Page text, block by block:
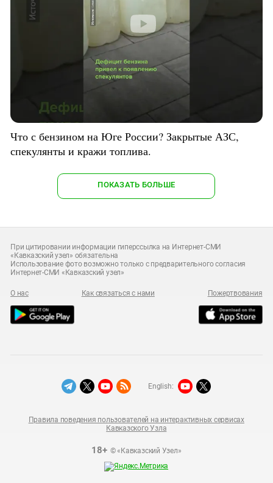
Что с бензином на Юге России? Закрытые АЗС,
спекулянты и кражи топлива.
ПОКАЗАТЬ БОЛЬШЕ
При цитировании информации гиперссылка на Интернет-СМИ
«Кавказский узел» обязательна
Использование фото возможно только с предварительного согласия
Интернет-СМИ «Кавказский узел»
О нас Как связаться с нами Пожертвования
18+© «Кавказский Узел»
Правила поведения пользователей на интерактивных сервисах
Кавказского Узла
English: